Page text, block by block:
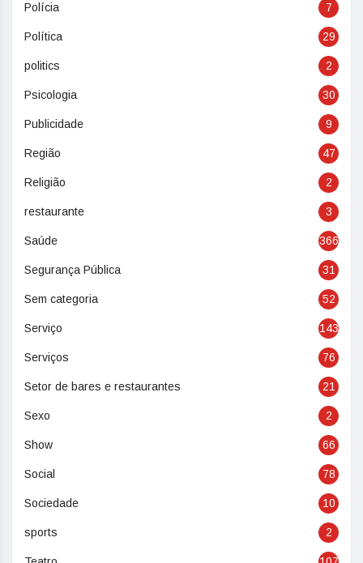
Polícia 7
Política 29
politics 2
Psicologia 30
Publicidade 9
Região 47
Religião 2
restaurante 3
Saúde 366
Segurança Pública 31
Sem categoria 52
Serviço 143
Serviços 76
Setor de bares e restaurantes 21
Sexo 2
Show 66
Social 78
Sociedade 10
sports 2